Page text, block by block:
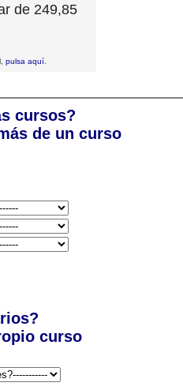
de 249,85
pulsa aquí
cursos?
de un curso
curso